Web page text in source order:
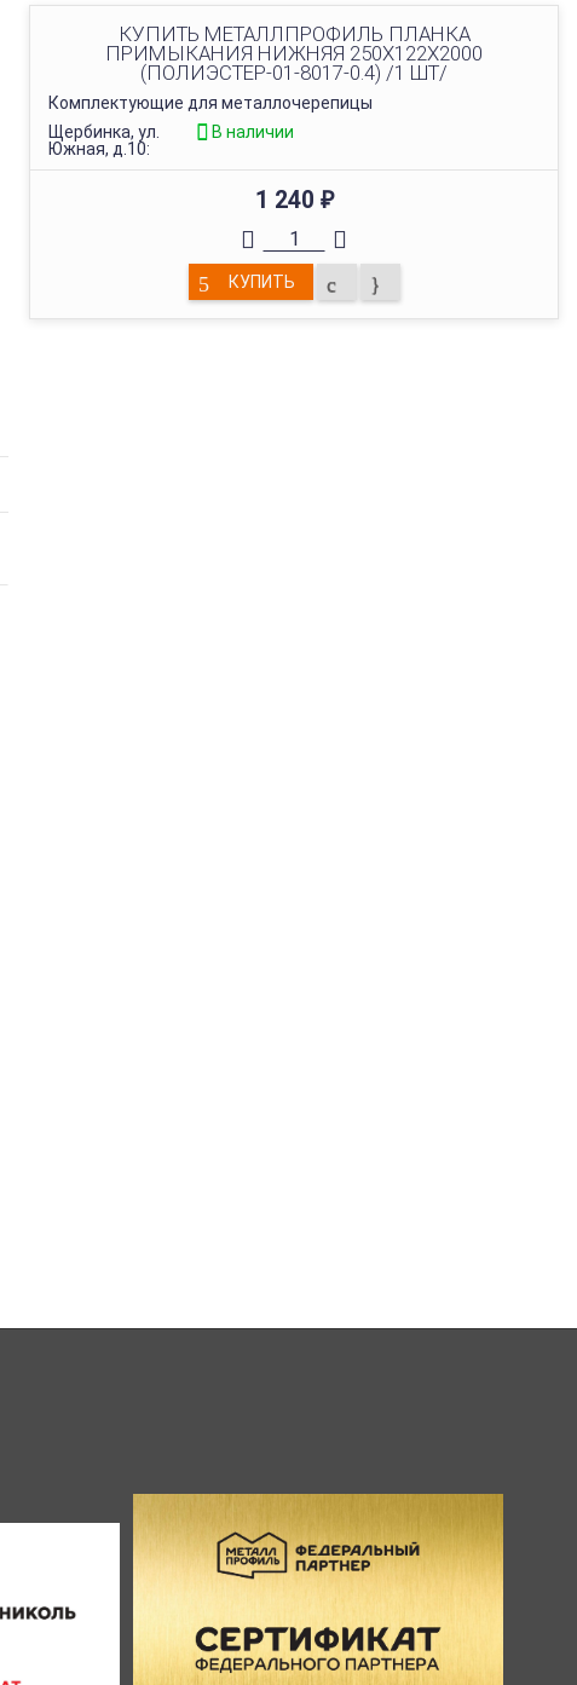
КУПИТЬ МЕТАЛЛПРОФИЛЬ ПЛАНКА
ПРИМЫКАНИЯ НИЖНЯЯ 250Х122Х2000
(ПОЛИЭСТЕР-01-8017-0.4) /1 ШТ/
Комплектующие для металлочерепицы
Щербинка, ул.
Южная, д.10:
В наличии
1 240 ₽
КУПИТЬ